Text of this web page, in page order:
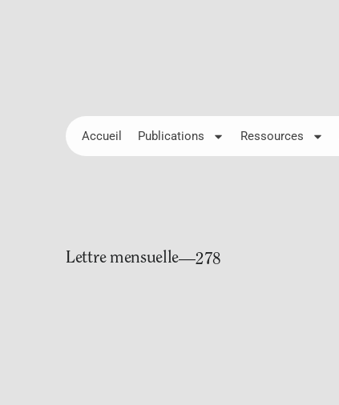
Accueil Publications Ressources
Lettre mensuelle—278